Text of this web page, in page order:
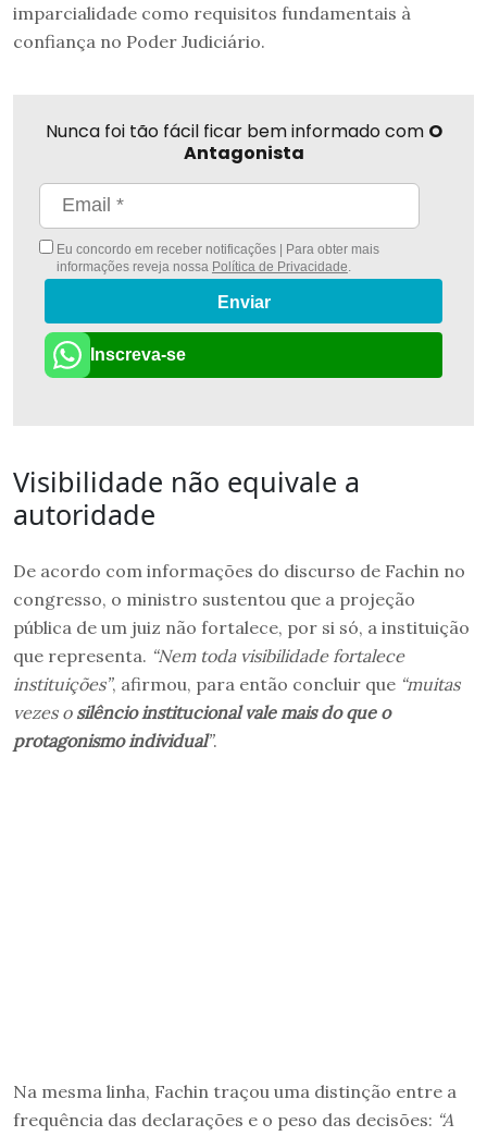
imparcialidade como requisitos fundamentais à
confiança no Poder Judiciário.
Nunca foi tão fácil ficar bem informado com O
Antagonista
Eu concordo em receber notificações | Para obter mais
informações reveja nossa Política de Privacidade
Enviar
Inscreva-se
Visibilidade não equivale a
autoridade
De acordo com informações do discurso de Fachin no
congresso, o ministro sustentou que a projeção
pública de um juiz não fortalece, por si só, a instituição
que representa. “Nem toda visibilidade fortalece
instituições”, afirmou, para então concluir que “muitas
vezes o silêncio institucional vale mais do que o
protagonismo individual”.
Na mesma linha, Fachin traçou uma distinção entre a
frequência das declarações e o peso das decisões: “A